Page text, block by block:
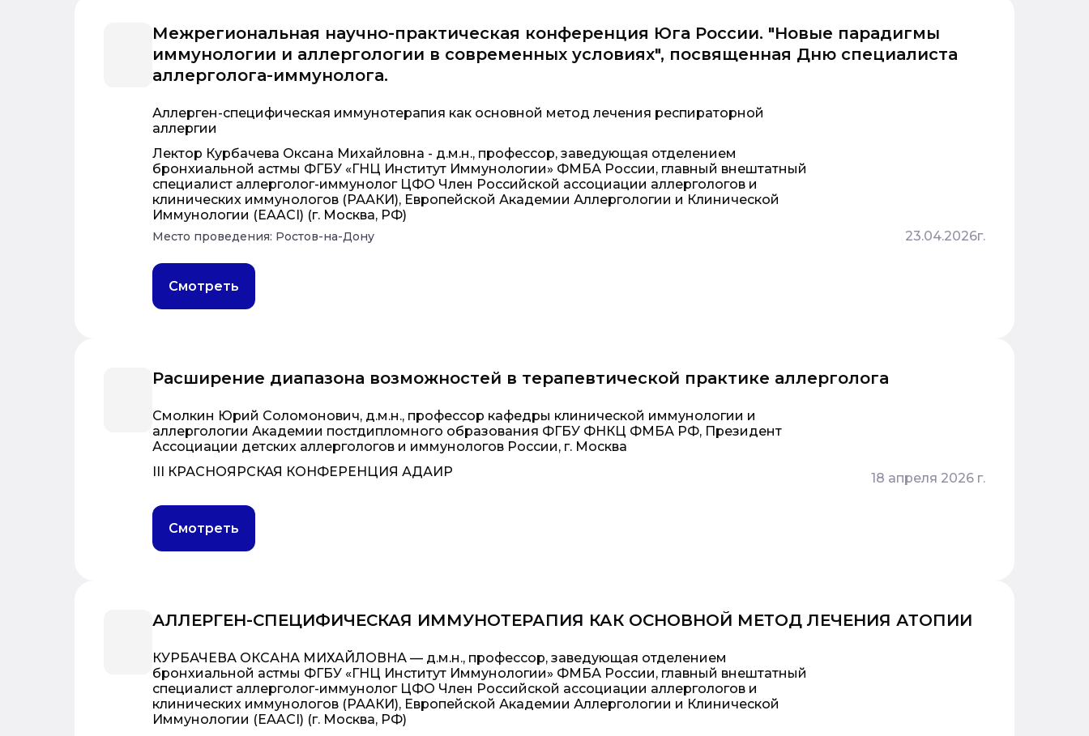
Межрегиональная научно-практическая конференция Юга России. "Новые парадигмы
иммунологии и аллергологии в современных условиях", посвященная Дню специалиста
аллерголога-иммунолога.
Аллерген-специфическая иммунотерапия как основной метод лечения респираторной
аллергии
Лектор Курбачева Оксана Михайловна - д.м.н., профессор, заведующая отделением
бронхиальной астмы ФГБУ «ГНЦ Институт Иммунологии» ФМБА России, главный внештатный
специалист аллерголог-иммунолог ЦФО Член Российской ассоциации аллергологов и
клинических иммунологов (РААКИ), Европейской Академии Аллергологии и Клинической
Иммунологии (EAACI) (г. Москва, РФ)
Место проведения: Ростов-на-Дону 23.04.2026г.
Смотреть
Расширение диапазона возможностей в терапевтической практике аллерголога
Смолкин Юрий Соломонович, д.м.н., профессор кафедры клинической иммунологии и
аллергологии Академии постдипломного образования ФГБУ ФНКЦ ФМБА РФ, Президент
Ассоциации детских аллергологов и иммунологов России, г. Москва
III КРАСНОЯРСКАЯ КОНФЕРЕНЦИЯ АДАИР
18 апреля 2026 г.
Смотреть
АЛЛЕРГЕН-СПЕЦИФИЧЕСКАЯ ИММУНОТЕРАПИЯ КАК ОСНОВНОЙ МЕТОД ЛЕЧЕНИЯ АТОПИИ
КУРБАЧЕВА ОКСАНА МИХАЙЛОВНА — д.м.н., профессор, заведующая отделением
бронхиальной астмы ФГБУ «ГНЦ Институт Иммунологии» ФМБА России, главный внештатный
специалист аллерголог-иммунолог ЦФО Член Российской ассоциации аллергологов и
клинических иммунологов (РААКИ), Европейской Академии Аллергологии и Клинической
Иммунологии (EAACI) (г. Москва, РФ)